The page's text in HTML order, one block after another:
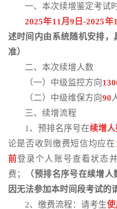
一、本次续增鉴定考试
2025年11 月9 日-2025年
述时间内由系统随机安排，
准）
二、本次续增人数
（一）中级监控方向
（二）中级维保方向90
三、续增流程
1、预排名序号在续增
论是否收到缴费短信均应在
前登录个人账号查看状态
费；
（预排名序号在续增
因无法参加本时间段考试的
2、缴费流程：请考生